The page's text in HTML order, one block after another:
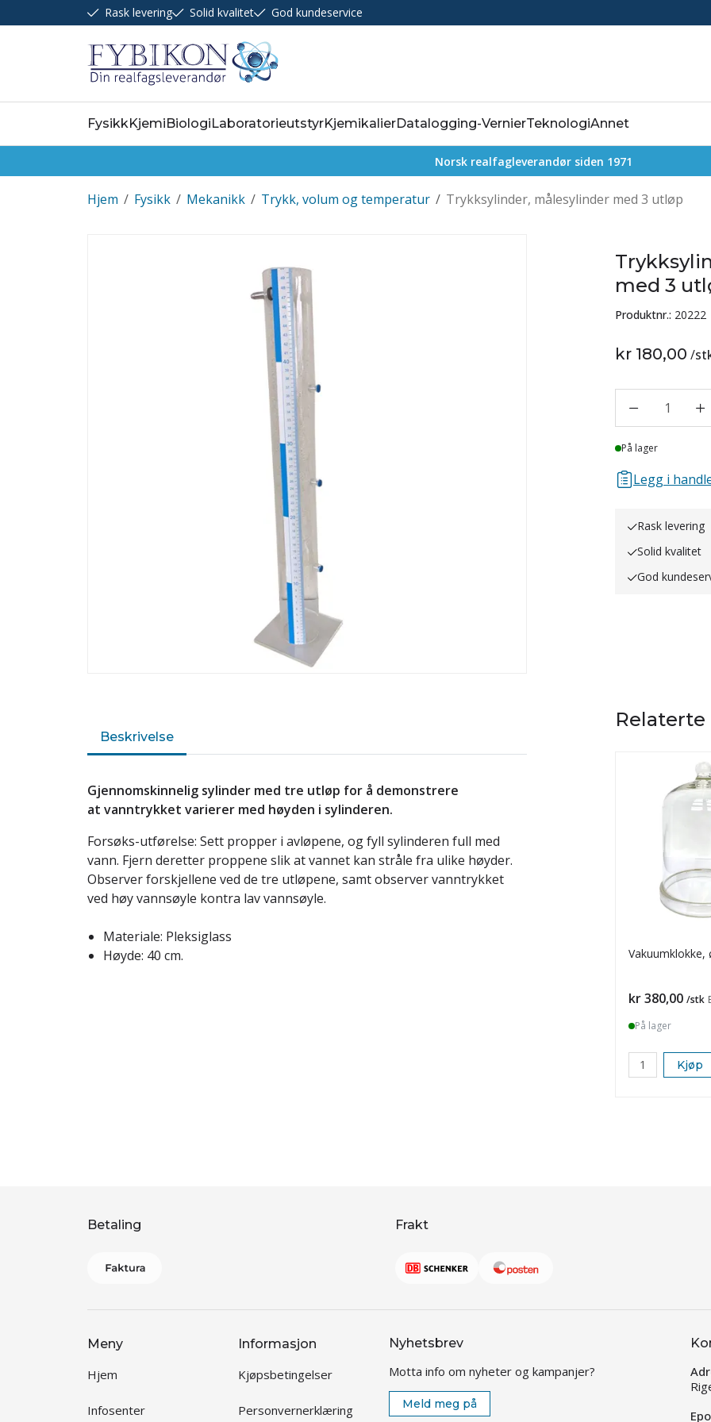
Rask levering Solid kvalitet God kundeservice
FysikkKjemiBiologiLaboratorieutstyrKjemikalierDatalogging-VernierTeknologiAnnet
Norsk realfagleverandør siden 1971
/
Hjem /
Fysikk /
Mekanikk /
Trykk, volum og temperatur Trykksylinder, målesylinder med 3 utløp
med 3
Produktnr.: 20222
kr 180,00 /
1
Lager
På lager
Legg i
Rask levering
Solid kvalitet
God
Beskrivelse
Gjennomskinnelig sylinder med tre utløp for å demonstrere
at vanntrykket varierer med høyden i sylinderen.
Forsøks-utførelse: Sett propper i avløpene, og fyll sylinderen full med
vann. Fjern deretter proppene slik at vannet kan stråle fra ulike høyder.
Observer forskjellene ved de tre utløpene, samt observer vanntrykket
ved høy vannsøyle kontra lav vannsøyle.
Materiale: Pleksiglass
Høyde: 40 cm.
Vakuumklokke,
Pris
kr 380,00 /stk
På lager
Kjøp
Betaling Frakt
Meny
Hjem
Infosenter
Informasjon
Kjøpsbetingelser
Personvernerklæring
Nyhetsbrev
Motta info om nyheter og kampanjer?
Meld meg på